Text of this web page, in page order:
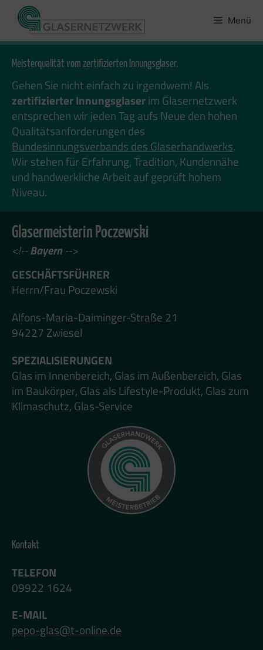
Zum
Inhalt
springen
Menü
Meisterqualität vom zertifizierten Innungsglaser.
Gehen Sie nicht einfach zu irgendwem! Als
zertifizierter Innungsglaserim Glasernetzwerk
entsprechen wir jeden Tag aufs Neue den hohen
Qualitätsanforderungen des
Bundesinnungsverbands des Glaserhandwerks.
Wir stehen für Erfahrung, Tradition, Kundennähe
und handwerkliche Arbeit auf geprüft hohem
Niveau.
Glasermeisterin Poczewski
<!--Bayern -->
GESCHÄFTSFÜHRER
Herrn/Frau Poczewski
Alfons-Maria-Daiminger-Straße 21
94227 Zwiesel
SPEZIALISIERUNGEN
Glas im Innenbereich, Glas im Außenbereich, Glas
im Baukörper, Glas als Lifestyle-Produkt, Glas zum
Klimaschutz, Glas-Service
Kontakt
TELEFON
09922 1624
E-MAIL
pepo-glas@t-online.de